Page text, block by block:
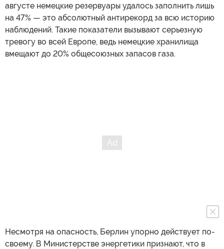
августе немецкие резервуары удалось заполнить лишь
на 47% — это абсолютный антирекорд за всю историю
наблюдений. Такие показатели вызывают серьезную
тревогу во всей Европе, ведь немецкие хранилища
вмещают до 20% общесоюзных запасов газа.
Несмотря на опасность, Берлин упорно действует по-
своему. В Министерстве энергетики признают, что в